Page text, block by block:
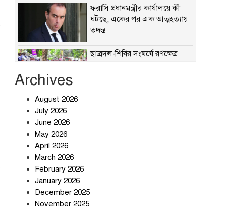
ফরাসি প্রধানমন্ত্রীর কার্যালয়ে কী
ঘটছে, একের পর এক আত্মহত্যায়
তদন্ত
ছাত্রদল-শিবির সংঘর্ষে রণক্ষেত্র
Archives
August 2026
July 2026
June 2026
May 2026
April 2026
March 2026
February 2026
January 2026
December 2025
November 2025